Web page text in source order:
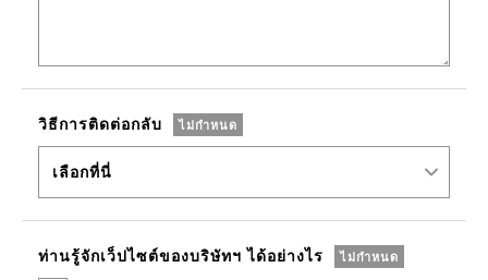
วิธีการติดต่อกลับ ไม่กำหนด
ท่านรู้จักเว็ปไซต์ของบริษัทฯได้อย่างไร ไม่กำหนด